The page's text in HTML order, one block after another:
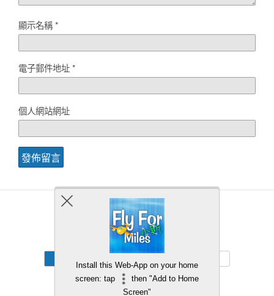
顯示名稱*
電子郵件地址*
個人網站網址
Back to top
Install this Web-App on your home
screen: tap
then "Add to Home
Screen"